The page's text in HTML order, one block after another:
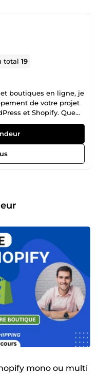
total19
boutiques en ligne, je
de votre projet
et Shopify. Que
🛒 ou
je propose des
besoins. 🎥 Passionné
montages
(User Generated
mono ou multi